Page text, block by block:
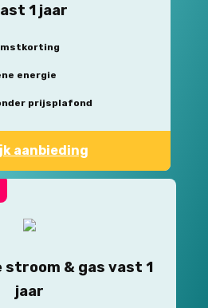
1 jaar
energie
prijsplafond
aanbieding
stroom & gas vast 1
jaar